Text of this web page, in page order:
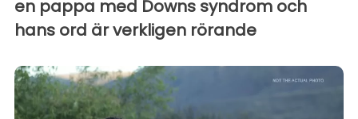
en pappa med Downs syndrom och
hans ord är verkligen rörande